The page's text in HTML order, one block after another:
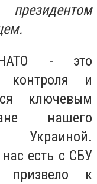
НАТО - это
контроля и
ключевым
нашего
нас есть с СБУ
к